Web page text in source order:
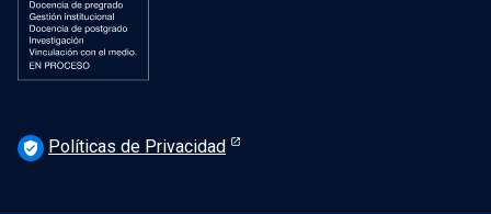
verified_user Políticas de Privacidad